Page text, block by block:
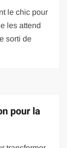
le chic pour
les attend
sorti de
pour la